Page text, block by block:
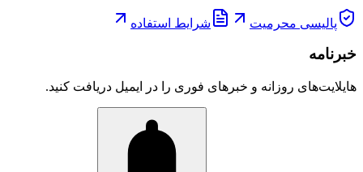
پالیسی محرمیت شرایط استفاده
خبرنامه
هایلایت‌های روزانه و خبرهای فوری را در ایمیل دریافت کنید.